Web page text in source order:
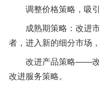
调整价格策略，吸引
成熟期策略：改进
者，进入新的细分市场
改进产品策略——改
改进服务策略。